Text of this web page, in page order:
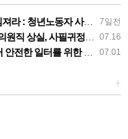
7일전
진상규명과 재발방지 대책 마련하라
07.16
상실, 사필귀정이다
07.01
지역본부 폭염감시단 선포 기자회견
+